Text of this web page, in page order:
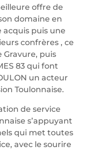
offre de
domaine en
acquis puis une
confrères , ce
Gravure, puis
83 qui font
un acteur
Toulonnaise.
de service
s’appuyant
qui met toutes
avec le sourire